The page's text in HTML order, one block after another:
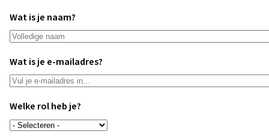
Wat is je naam?
Wat is je e-mailadres?
Welke rol heb je?